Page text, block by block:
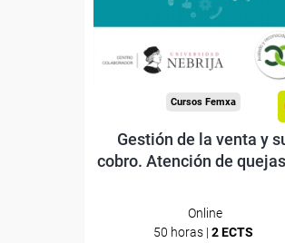
Doble titulación
Compra segura
Cursos Femxa
Gestión de la venta y
cobro. Atención de
Online
50 horas | 2 ECTS